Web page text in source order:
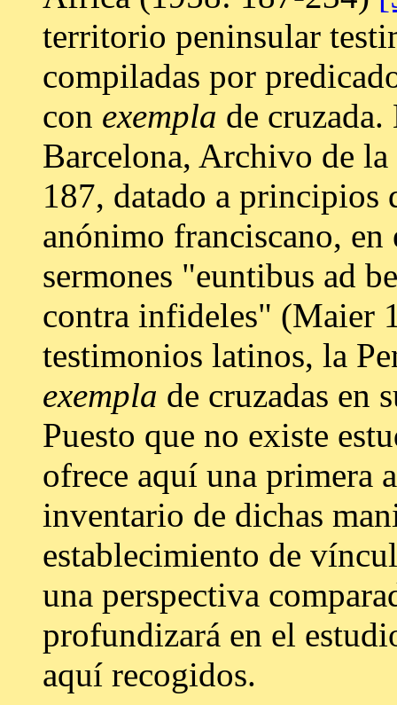
territorio peninsular
compiladas por
con exempla de cruzada.
Barcelona, Archivo de
187, datado a
anónimo franciscano,
sermones "euntibus ad
contra infideles" (Maier
testimonios latinos, la
exempla de cruzadas en
Puesto que no existe
ofrece aquí una primera
inventario de dichas
establecimiento de
una perspectiva
profundizará en el
aquí recogidos.